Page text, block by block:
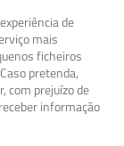
de
mais
ficheiros
pretenda,
com prejuízo de
informação